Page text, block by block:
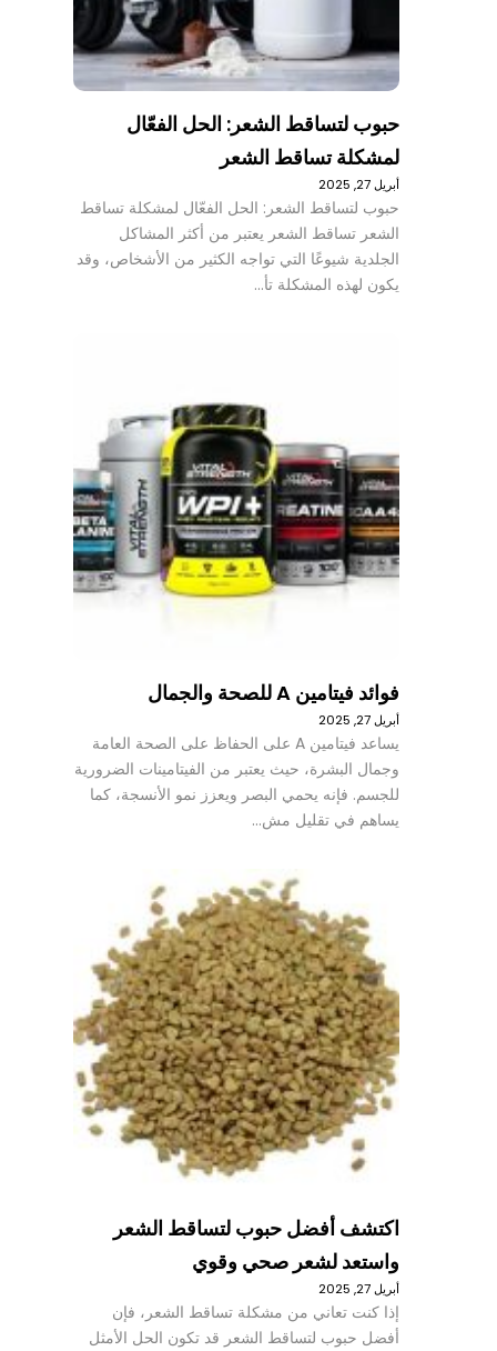
حبوب لتساقط الشعر: الحل الفعّال
لمشكلة تساقط الشعر
أبريل 27, 2025
حبوب لتساقط الشعر: الحل الفعّال لمشكلة تساقط
الشعر تساقط الشعر يعتبر من أكثر المشاكل
الجلدية شيوعًا التي تواجه الكثير من الأشخاص، وقد
يكون لهذه المشكلة تأ…
فوائد فيتامين A للصحة والجمال
أبريل 27, 2025
يساعد فيتامين A على الحفاظ على الصحة العامة
وجمال البشرة، حيث يعتبر من الفيتامينات الضرورية
للجسم. فإنه يحمي البصر ويعزز نمو الأنسجة، كما
يساهم في تقليل مش…
اكتشف أفضل حبوب لتساقط الشعر
واستعد لشعر صحي وقوي
أبريل 27, 2025
إذا كنت تعاني من مشكلة تساقط الشعر، فإن
أفضل حبوب لتساقط الشعر قد تكون الحل الأمثل